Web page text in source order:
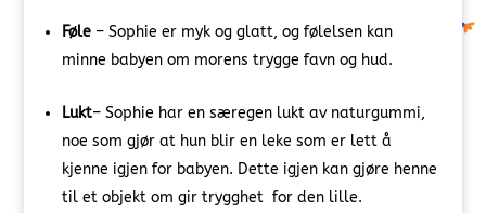
Føle – Sophie er myk og glatt, og følelsen kan
minne babyen om morens trygge favn og hud.
Lukt– Sophie har en særegen lukt av naturgummi,
noe som gjør at hun blir en leke som er lett å
kjenne igjen for babyen. Dette igjen kan gjøre henne
til et objekt om gir trygghet for den lille.